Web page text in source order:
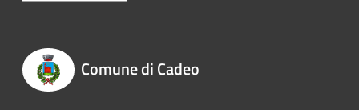
Comune di Cadeo